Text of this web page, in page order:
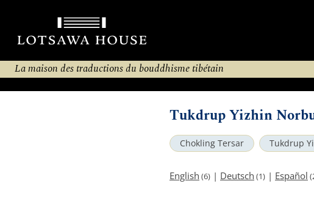
La maison des traductions du bouddhisme tibétain
Tukdrup Yizhin
Chokling Tersar Tukdrup
English (6) | Deutsch (1) | Español